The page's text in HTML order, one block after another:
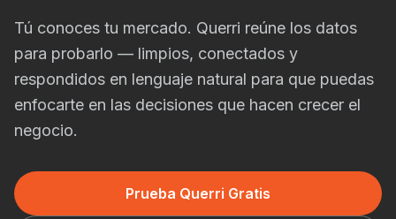
Tú conoces tu mercado. Querri reúne los datos
para probarlo — limpios, conectados y
respondidos en lenguaje natural para que puedas
enfocarte en las decisiones que hacen crecer el
negocio.
Prueba Querri Gratis